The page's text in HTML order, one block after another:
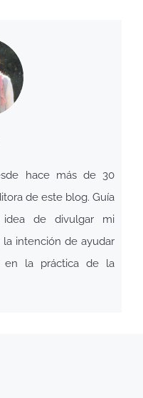
hace más de 30
de este blog. Guía
de divulgar mi
intención de ayudar
la práctica de la